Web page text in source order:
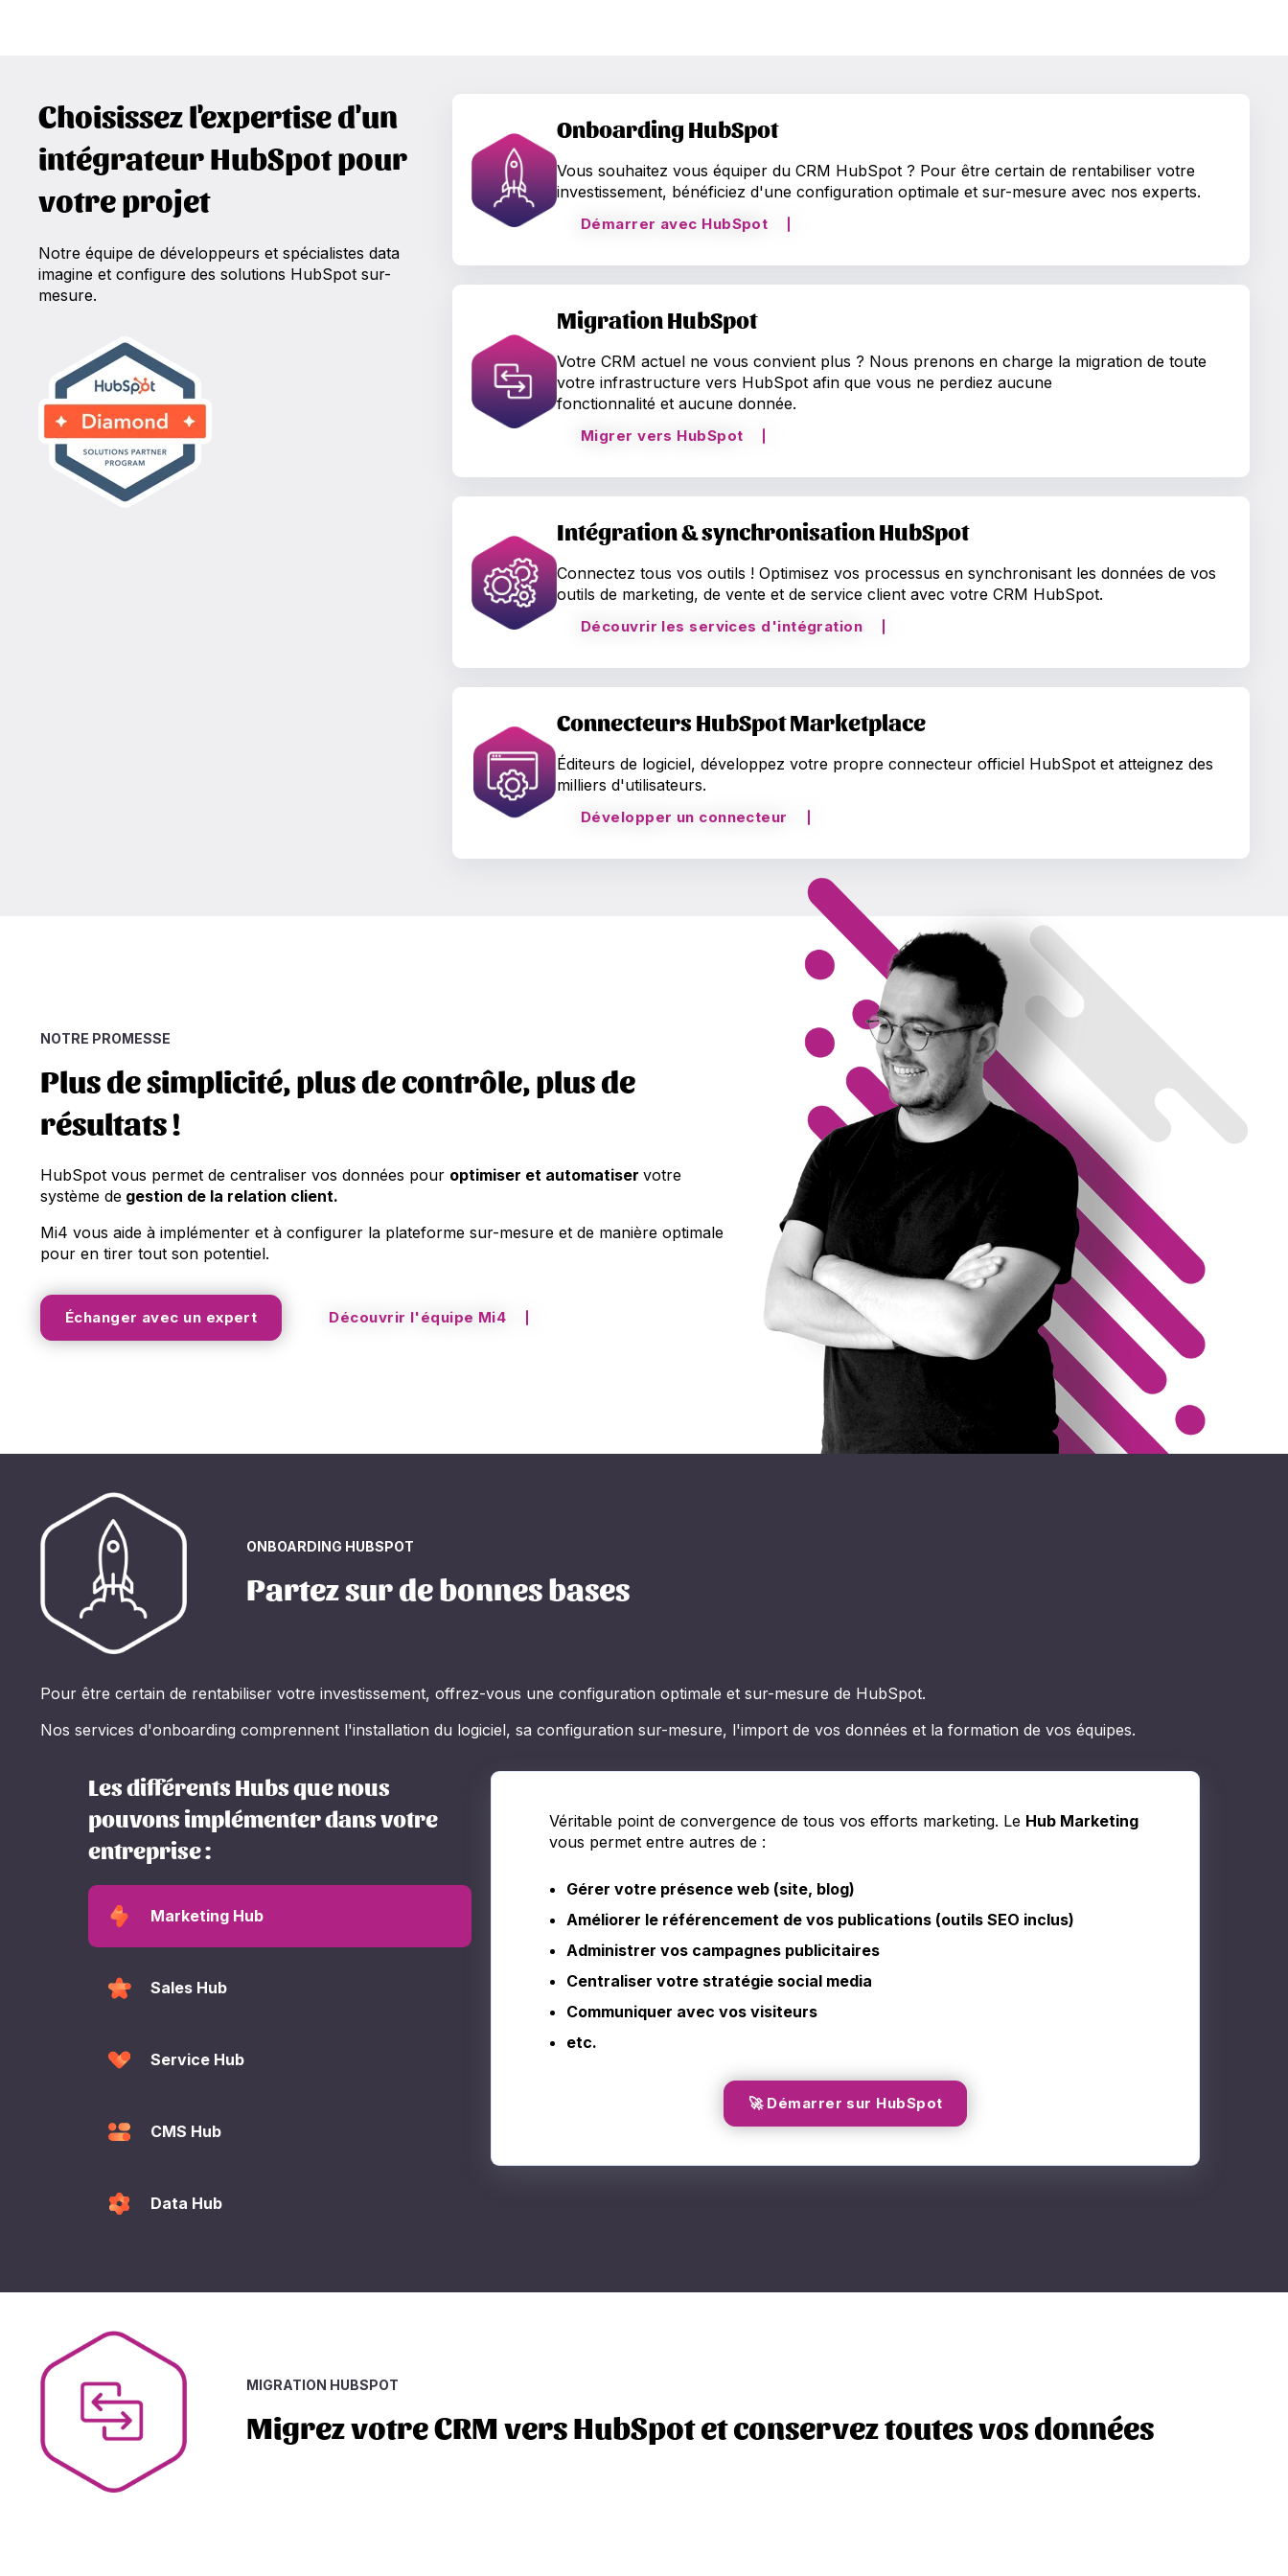
Choisissez l'expertise d'un
intégrateur HubSpot pour
votre projet
Notre équipe de développeurs et spécialistes data
imagine et configure des solutions HubSpot sur-
mesure.
Onboarding HubSpot
Vous souhaitez vous équiper du CRM HubSpot ? Pour être certain de rentabiliser votre
investissement, bénéficiez d'une configuration optimale et sur-mesure avec nos experts.
Démarrer avec HubSpot
Migration HubSpot
Votre CRM actuel ne vous convient plus ? Nous prenons en charge la migration de toute
votre infrastructure vers HubSpot afin que vous ne perdiez aucune
fonctionnalité et aucune donnée.
Migrer vers HubSpot
Intégration & synchronisation HubSpot
Connectez tous vos outils ! Optimisez vos processus en synchronisant les données de vos
outils de marketing, de vente et de service client avec votre CRM HubSpot.
Découvrir les services d'intégration
Connecteurs HubSpot Marketplace
Éditeurs de logiciel, développez votre propre connecteur officiel HubSpot et atteignez des
milliers d'utilisateurs.
Développer un connecteur
NOTRE PROMESSE
Plus de simplicité, plus de contrôle, plus de
résultats !
HubSpot vous permet de centraliser vos données pour optimiser et automatiser votre
système de gestion de la relation client.
Mi4 vous aide à implémenter et à configurer la plateforme sur-mesure et de manière optimale
pour en tirer tout son potentiel.
Échanger avec un expert Découvrir l'équipe Mi4
ONBOARDING HUBSPOT
Partez sur de bonnes bases
Pour être certain de rentabiliser votre investissement, offrez-vous une configuration optimale et sur-mesure de HubSpot.
Nos services d'onboarding comprennent l'installation du logiciel, sa configuration sur-mesure, l'import de vos données et la formation de vos équipes.
Les différents Hubs que nous
pouvons implémenter dans votre
entreprise :
Marketing Hub
Sales Hub
Service Hub
CMS Hub
Data Hub
Véritable point de convergence de tous vos efforts marketing. Le Hub Marketing
vous permet entre autres de :
Gérer votre présence web (site, blog)
Améliorer le référencement de vos publications (outils SEO inclus)
Administrer vos campagnes publicitaires
Centraliser votre stratégie social media
Communiquer avec vos visiteurs
etc.
🚀 Démarrer sur HubSpot
MIGRATION HUBSPOT
Migrez votre CRM vers HubSpot et conservez toutes vos données